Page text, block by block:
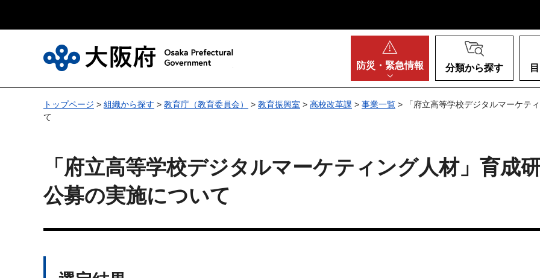
防災・ 緊急情報 分類から探す
トップページ > 組織から探す > 教育庁（教育委員会） > 教育振興室 > 高校改革課 > 事業一覧 > 「府立高等学校デジタルマーケテ
て
「府立高等学校デジタルマーケティング人材」育成
公募の実施について